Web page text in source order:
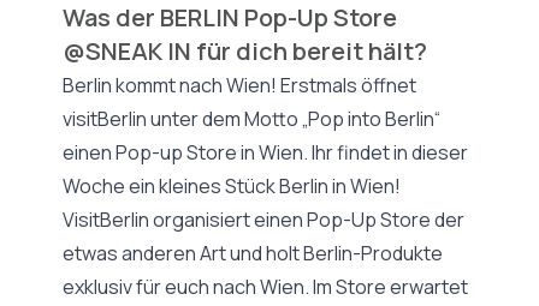
Was der BERLIN Pop-Up Store
@SNEAK IN für dich bereit hält?
Berlin kommt nach Wien! Erstmals öffnet
visitBerlin unter dem Motto „Pop into Berlin“
einen Pop-up Store in Wien. Ihr findet in dieser
Woche ein kleines Stück Berlin in Wien!
VisitBerlin organisiert einen Pop-Up Store der
etwas anderen Art und holt Berlin-Produkte
exklusiv für euch nach Wien. Im Store erwartet